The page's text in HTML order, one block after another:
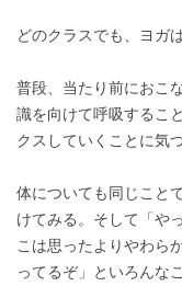
どのクラスでも、ヨガ
普段、当たり前におこ
識を向けて呼吸するこ
クスしていくことに気
体についても同じこと
けてみる。そして「や
こは思ったよりやわら
ってるぞ」といろんな